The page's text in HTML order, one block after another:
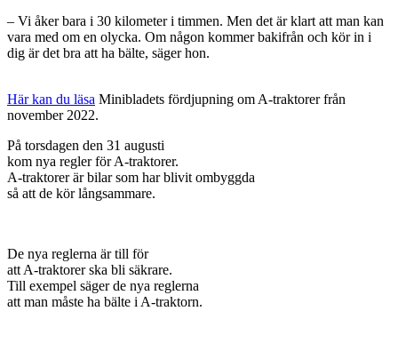
– Vi åker bara i 30 kilometer i timmen. Men det är klart att man kan
vara med om en olycka. Om någon kommer bakifrån och kör in i
dig är det bra att ha bälte, säger hon.
Här kan du läsa Minibladets fördjupning om A-traktorer från
november 2022.
På torsdagen den 31 augusti
kom nya regler för A-traktorer.
A-traktorer är bilar som har blivit ombyggda
så att de kör långsammare.
De nya reglerna är till för
att A-traktorer ska bli säkrare.
Till exempel säger de nya reglerna
att man måste ha bälte i A-traktorn.